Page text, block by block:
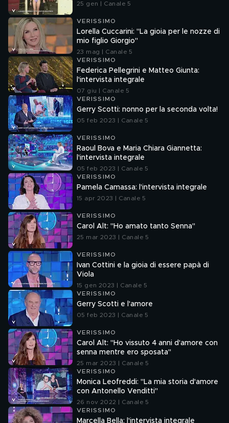
25 gen | Canale 5
VERISSIMO
Lorella Cuccarini: "La gioia per le nozze di
mio figlio Giorgio"
23 mag | Canale 5
VERISSIMO
Federica Pellegrini e Matteo Giunta:
l'intervista integrale
07 giu | Canale 5
VERISSIMO
Gerry Scotti: nonno per la seconda volta!
05 feb 2023 | Canale 5
VERISSIMO
Raoul Bova e Maria Chiara Giannetta:
l'intervista integrale
05 feb 2023 | Canale 5
VERISSIMO
Pamela Camassa: l'intervista integrale
15 apr 2023 | Canale 5
VERISSIMO
Carol Alt: "Ho amato tanto Senna"
25 mar 2023 | Canale 5
VERISSIMO
Ivan Cottini e la gioia di essere papà di
Viola
15 gen 2023 | Canale 5
VERISSIMO
Gerry Scotti e l'amore
05 feb 2023 | Canale 5
VERISSIMO
Carol Alt: "Ho vissuto 4 anni d'amore con
senna mentre ero sposata"
25 mar 2023 | Canale 5
VERISSIMO
Monica Leofreddi: "La mia storia d'amore
con Antonello Venditti"
26 nov 2022 | Canale 5
VERISSIMO
Marcella Bella: l'intervista integrale